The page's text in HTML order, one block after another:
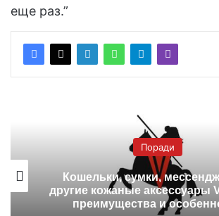
еще раз.”
Поради
Кошельки, сумки,
другие кожаные аксессуары
преимущества и